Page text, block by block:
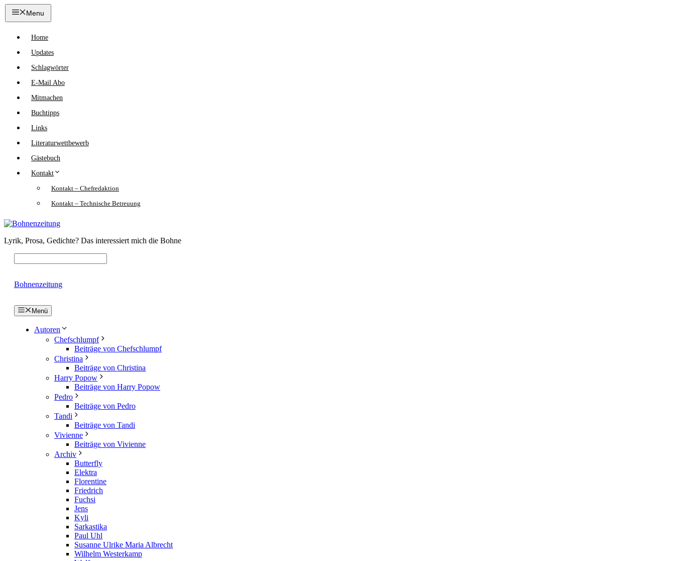
Zum
Inhalt
Menu
Home
Updates
Schlagwörter
E-Mail Abo
Mitmachen
Buchtipps
Links
Literaturwettbewerb
Gästebuch
Kontakt
Kontakt – Chefredaktion
Kontakt – Technische Betreuung
Lyrik, Prosa, Gedichte? Das interessiert mich die Bohne
Bohnenzeitung
Menü
Autoren
Chefschlumpf
Beiträge von Chefschlumpf
Christina
Beiträge von Christina
Harry Popow
Beiträge von Harry Popow
Pedro
Beiträge von Pedro
Tandi
Beiträge von Tandi
Vivienne
Beiträge von Vivienne
Archiv
Butterfly
Elektra
Florentine
Friedrich
Fuchsi
Jens
Kyli
Sarkastika
Paul Uhl
Susanne Ulrike Maria Albrecht
Wilhelm Westerkamp